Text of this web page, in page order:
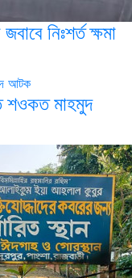
নিঃশর্ত ক্ষমা
শওকত মাহমুদ